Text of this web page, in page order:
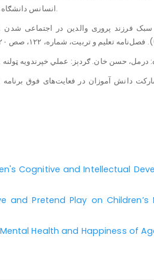
انسانس دانشګاه‌ها.
Cognitive and Intellectual
and Pretend Play on
Health and Happiness of